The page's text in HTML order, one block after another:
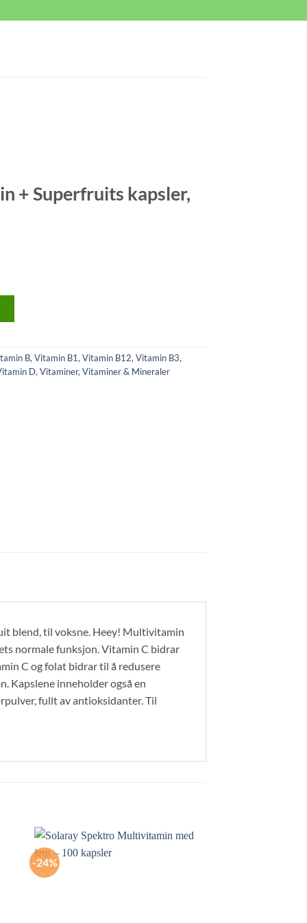
+ Superfruits kapsler,
B,Vitamin B1,Vitamin B12,Vitamin B3,
D,Vitaminer,Vitaminer & Mineraler
blend, til voksne. Heey! Multivitamin
normale funksjon. Vitamin C bidrar
C og folat bidrar til å redusere
Kapslene inneholder også en
fullt av antioksidanter. Til
-24%